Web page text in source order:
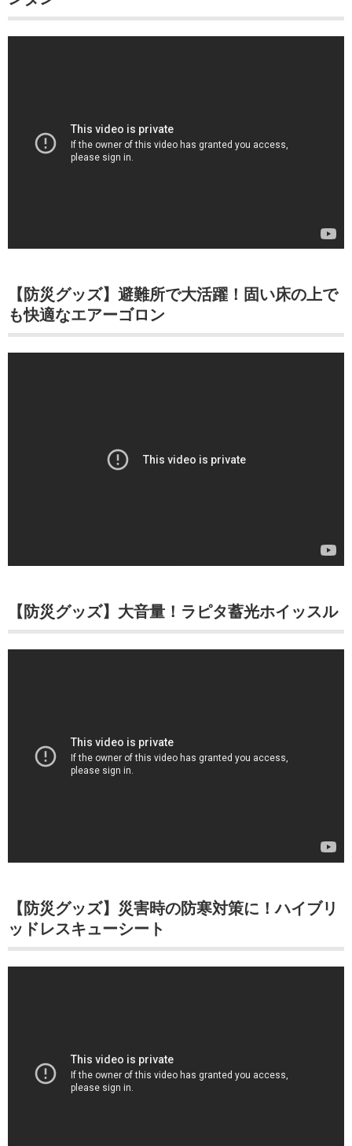
【防災グッズ】避難所で大活躍！固い床の上で
も快適なエアーゴロン
【防災グッズ】大音量！ラピタ蓄光ホイッスル
【防災グッズ】災害時の防寒対策に！ハイブリ
ッドレスキューシート